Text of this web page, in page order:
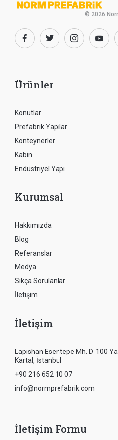
© 2026
Ürünler
Konutlar
Prefabrik Yapılar
Konteynerler
Kabin
Endüstriyel Yapı
Kurumsal
Hakkımızda
Blog
Referanslar
Medya
Sıkça Sorulanlar
İletişim
İletişim
Lapishan Esentepe Mh. D-100
Kartal, İstanbul
+90 216 652 10 07
info@normprefabrik.com
İletişim Formu